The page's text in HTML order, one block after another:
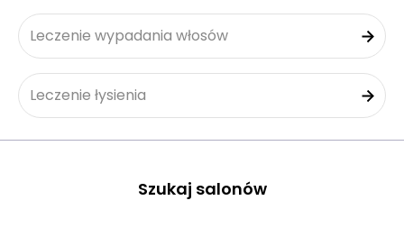
Leczenie wypadania włosów
Leczenie łysienia
Szukaj salonów